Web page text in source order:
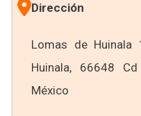
Dirección
Lomas de Huinala
Huinala, 66648
México